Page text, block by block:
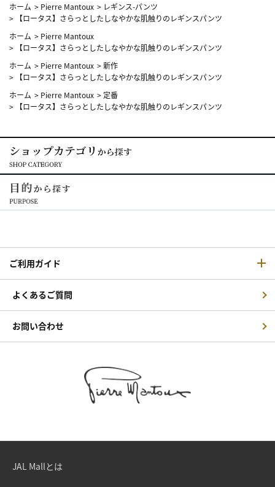
ホーム > Pierre Mantoux > レギンス-パンツ
>
【ロータス】さらっとしたしなやかな肌触りのレギンスパンツ
ホーム > Pierre Mantoux
>
【ロータス】さらっとしたしなやかな肌触りのレギンスパンツ
ホーム > Pierre Mantoux >新作
>
【ロータス】さらっとしたしなやかな肌触りのレギンスパンツ
ホーム > Pierre Mantoux > 定番
>
【ロータス】さらっとしたしなやかな肌触りのレギンスパンツ
ご利用ガイド
よくあるご質問
お問い合わせ
JAL Mallとは